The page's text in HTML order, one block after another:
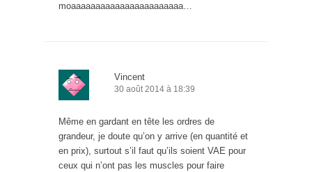
moaaaaaaaaaaaaaaaaaaaaaaa…
Vincent
30 août 2014 à 18:39
Même en gardant en tête les ordres de
grandeur, je doute qu’on y arrive (en quantité et
en prix), surtout s’il faut qu’ils soient VAE pour
ceux qui n’ont pas les muscles pour faire